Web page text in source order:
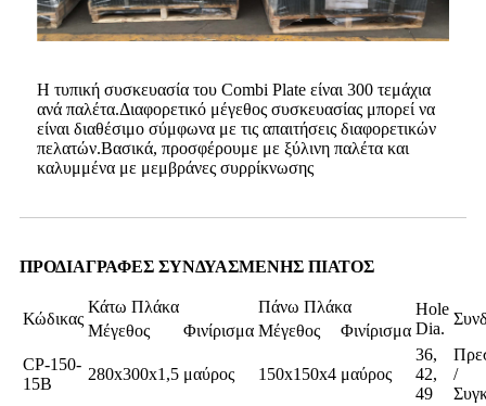
Η τυπική συσκευασία του Combi Plate είναι 300 τεμάχια
ανά παλέτα.Διαφορετικό μέγεθος συσκευασίας μπορεί να
είναι διαθέσιμο σύμφωνα με τις απαιτήσεις διαφορετικών
πελατών.Βασικά, προσφέρουμε με ξύλινη παλέτα και
καλυμμένα με μεμβράνες συρρίκνωσης
ΠΡΟΔΙΑΓΡΑΦΕΣ ΣΥΝΔΥΑΣΜΕΝΗΣ ΠΙΑΤΟΣ
Κώδικας
Κάτω Πλάκα Πάνω Πλάκα
Hole
Dia.
Μέγεθος Φινίρισμα Μέγεθος
Φινίρισμα
CP-150-
15B
280x300x1,5 μαύρος 150x150x4 μαύρος
36,
42,
49
/